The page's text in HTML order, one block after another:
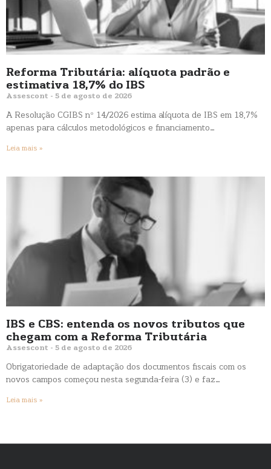
Reforma Tributária: alíquota padrão e
estimativa 18,7% do IBS
Assescont 5 de agosto de 2026
A Resolução CGIBS nº 14/2026 estima alíquota de IBS em 18,7%
apenas para cálculos metodológicos e financiamento…
Leia mais »
IBS e CBS: entenda os novos tributos que
chegam com a Reforma Tributária
Assescont 5 de agosto de 2026
Obrigatoriedade de adaptação dos documentos fiscais com os
novos campos começou nesta segunda-feira (3) e faz…
Leia mais »